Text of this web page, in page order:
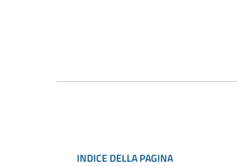
INDICE DELLA PAGINA